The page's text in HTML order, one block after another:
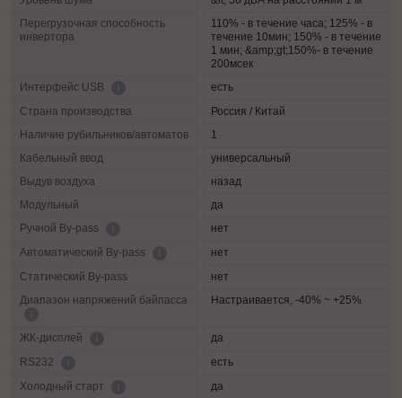
Перегрузочная способность
инвертора
110% - в течение часа; 125% - в
течение 10мин; 150% - в течение
1 мин; &amp;gt;150%- в течение
200мсек
Интерфейс USB
есть
Страна производства
Россия / Китай
Наличие рубильников/автоматов
1
Кабельный ввод
универсальный
Выдув воздуха
назад
Модульный
да
Ручной By-pass
нет
Автоматический By-pass
нет
Статический By-pass
нет
Диапазон напряжений байпасса
Настраивается, -40% ~ +25%
ЖК-дисплей
да
RS232
есть
Холодный старт
да